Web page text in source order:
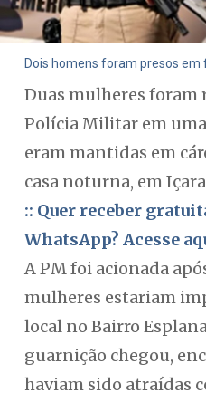
Dois homens foram presos em
Duas mulheres foram
Polícia Militar em
eram mantidas em
casa noturna, em
:: Quer receber
WhatsApp? Acesse
A PM foi acionada
mulheres estariam
local no Bairro
guarnição chegou,
haviam sido atraídas